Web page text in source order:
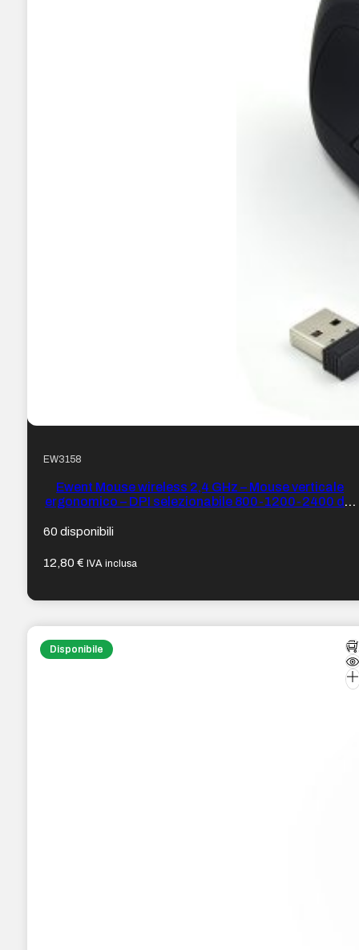
EW3158
Ewent Mouse wireless 2,4 GHz – Mouse verticale
ergonomico – DPI selezionabile 800-1200-2400 dpi
60 disponibili
12,80€ IVA inclusa
Disponibile